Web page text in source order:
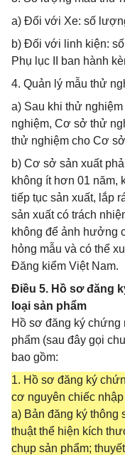
a) Đối với Xe: số
b) Đối với linh kiện:
Phụ lục II ban hành
4. Quản lý mẫu thử
a) Sau khi thử
nghiệm, Cơ sở thử
thử nghiệm cho Cơ
b) Cơ sở sản xuất
không ít hơn 01 năm,
tiếp tục sản xuất, lắp
sản xuất có trách
không để ảnh hưởng
hỏng mẫu và có thể
Đăng kiểm Việt Nam.
Điều 5. Hồ sơ đăng
loại sản phẩm
Hồ sơ đăng ký
phẩm (sau đây gọi
bao gồm:
1. Hồ sơ đăng ký
cơ nguyên chiếc nhập
a) Bản đăng ký thông
thuật thể hiện kích
chụp sản phẩm;